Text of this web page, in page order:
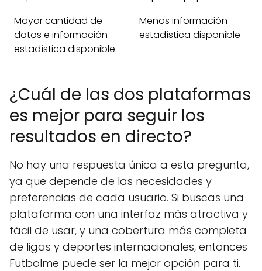
Mayor cantidad de
datos e información
estadística disponible
Menos información
estadística disponible
¿Cuál de las dos plataformas
es mejor para seguir los
resultados en directo?
No hay una respuesta única a esta pregunta,
ya que depende de las necesidades y
preferencias de cada usuario. Si buscas una
plataforma con una interfaz más atractiva y
fácil de usar, y una cobertura más completa
de ligas y deportes internacionales, entonces
Futbolme puede ser la mejor opción para ti.